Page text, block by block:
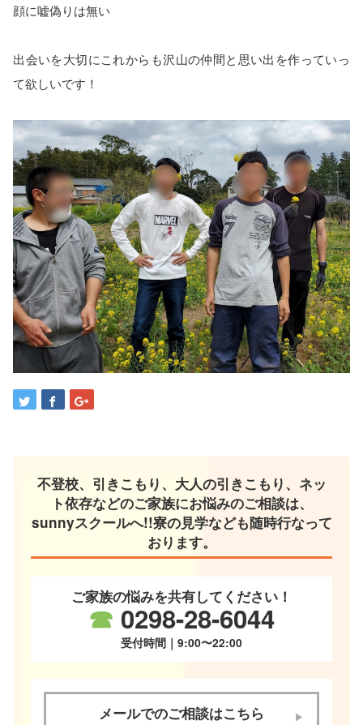
顔に嘘偽りは無い
出会いを大切にこれからも沢山の仲間と思い出を作っていっ
て欲しいです！
不登校、引きこもり、大人の引きこもり、ネッ
ト依存などのご家族にお悩みのご相談は、
sunnyスクールへ!!寮の見学なども随時行なって
おります。
ご家族の悩みを共有してください！
☎ 0298-28-6044
受付時間｜9:00〜22:00
メールでのご相談はこちら